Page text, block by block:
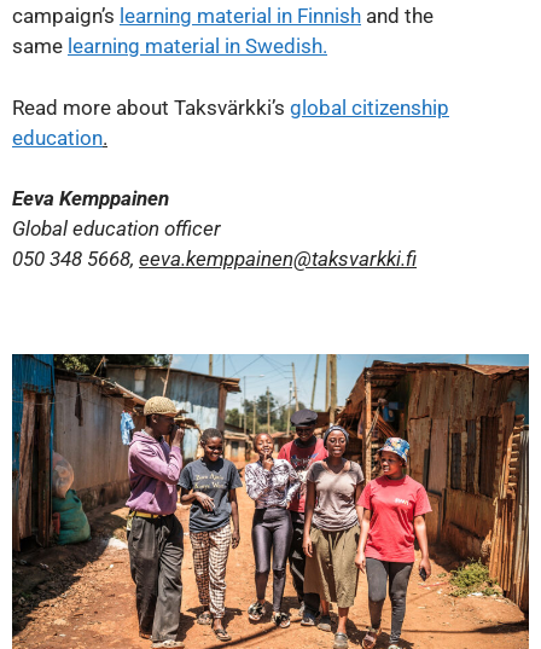
campaign’s learning material in Finnish and the
same learning material in Swedish.
Read more about Taksvärkki’s global citizenship
education.
Eeva Kemppainen
Global education officer
050 348 5668, eeva.kemppainen@taksvarkki.f